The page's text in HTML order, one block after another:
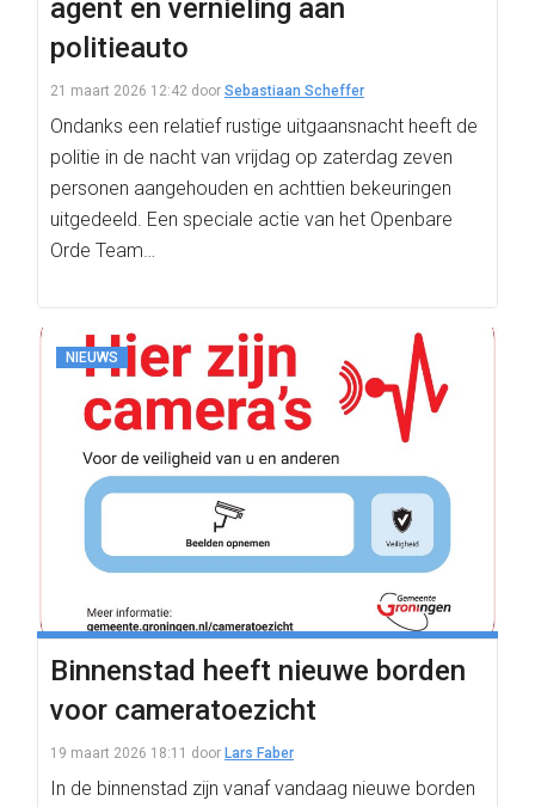
agent en vernieling aan
politieauto
21 maart 2026 12:42 door Sebastiaan Scheffer
Ondanks een relatief rustige uitgaansnacht heeft de
politie in de nacht van vrijdag op zaterdag zeven
personen aangehouden en achttien bekeuringen
uitgedeeld. Een speciale actie van het Openbare
Orde Team…
NIEUWS
Binnenstad heeft nieuwe borden
voor cameratoezicht
19 maart 2026 18:11 door Lars Faber
In de binnenstad zijn vanaf vandaag nieuwe borden